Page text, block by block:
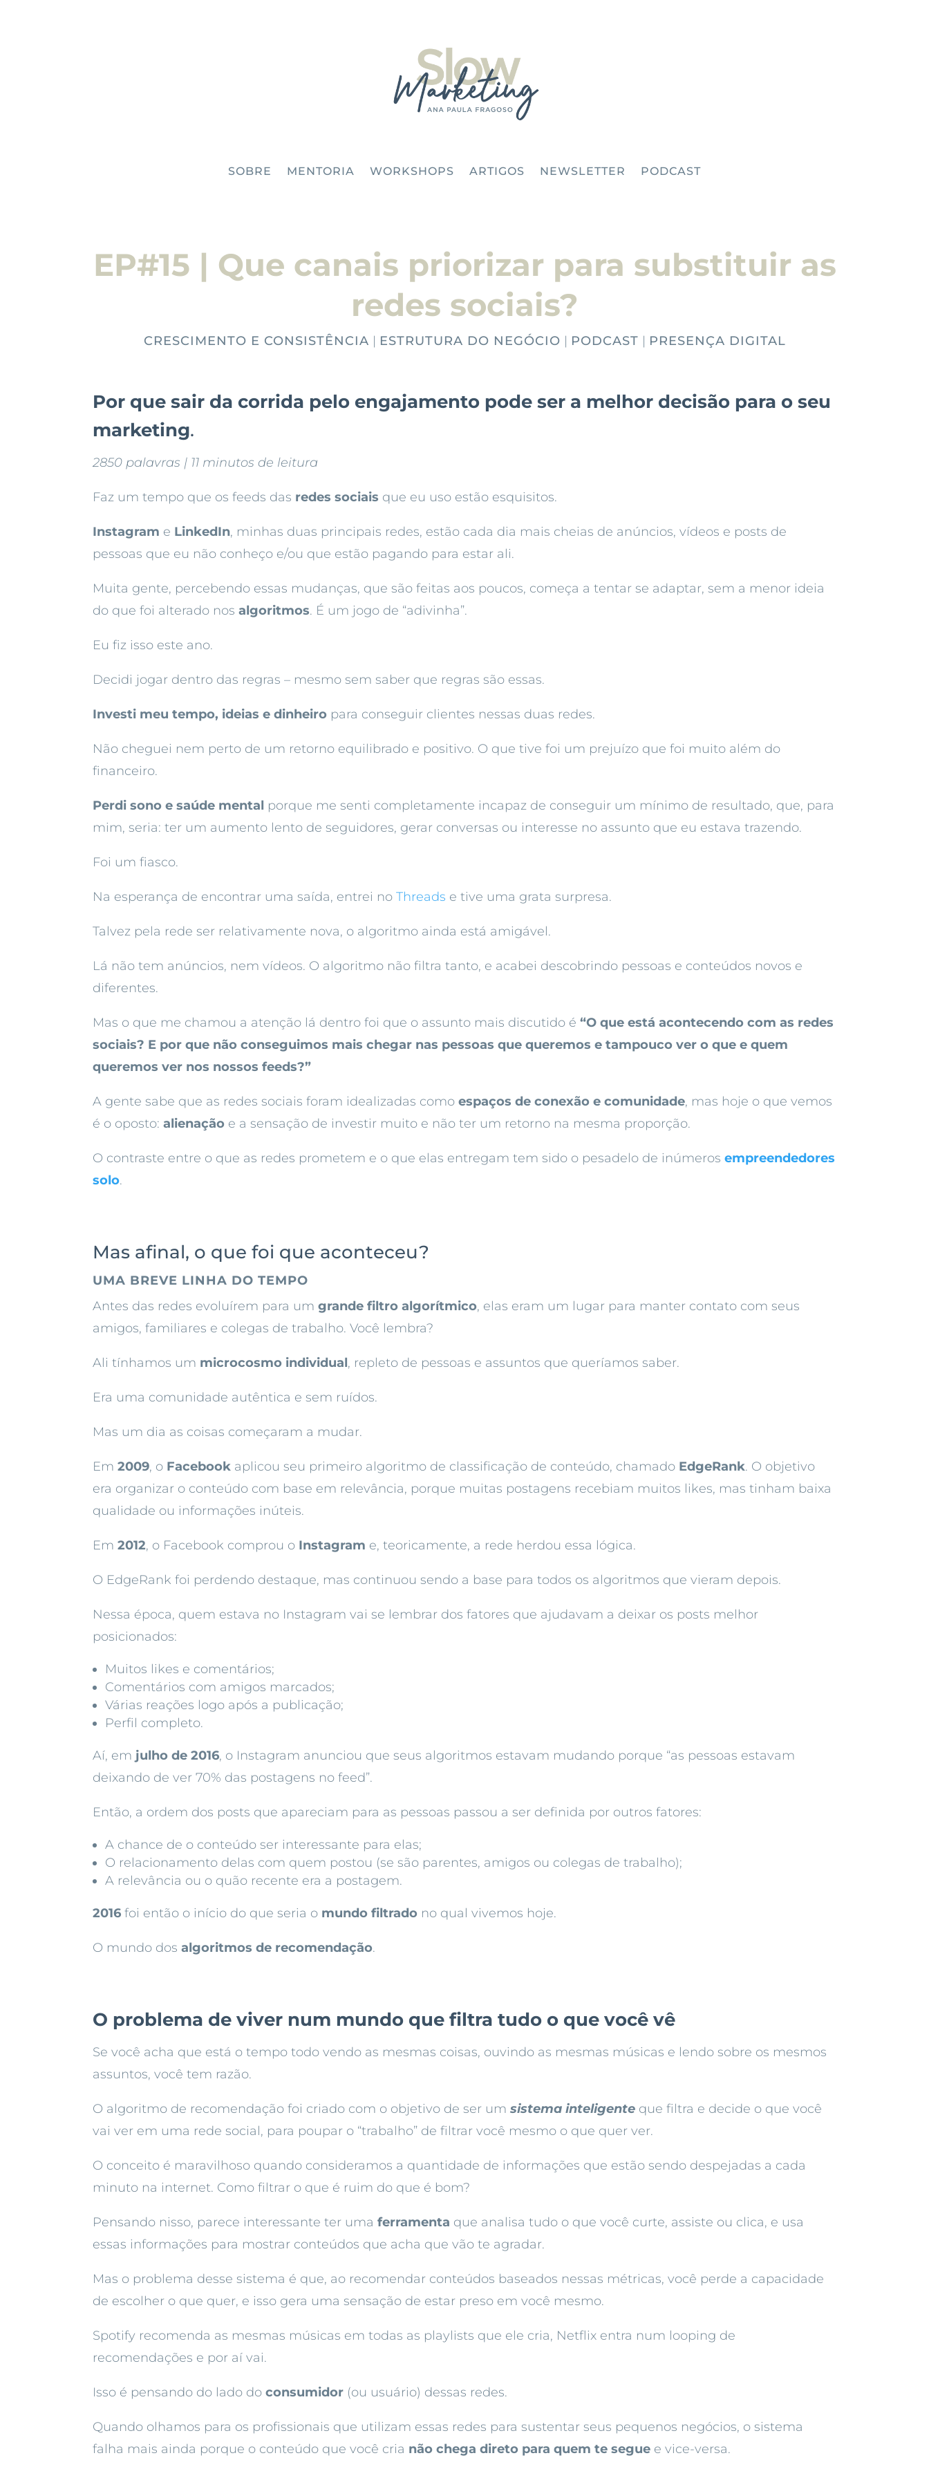
SOBRE MENTORIA WORKSHOPS ARTIGOS NEWSLETTER PODCAST
EP#15 | Que canais priorizar para substituir as
redes sociais?
CRESCIMENTO E CONSISTÊNCIA | ESTRUTURA DO NEGÓCIO | PODCAST | PRESENÇA DIGITAL
Por que sair da corrida pelo engajamento pode ser a melhor decisão para o seu
marketing.
2850 palavras | 11 minutos de leitura
Faz um tempo que os feeds das redes sociais que eu uso estão esquisitos.
Instagram e LinkedIn, minhas duas principais redes, estão cada dia mais cheias de anúncios, vídeos e posts de
pessoas que eu não conheço e/ou que estão pagando para estar ali.
Muita gente, percebendo essas mudanças, que são feitas aos poucos, começa a tentar se adaptar, sem a menor ideia
do que foi alterado nosalgoritmos. É um jogo de “adivinha”.
Eu fiz isso este ano.
Decidi jogar dentro das regras – mesmo sem saber que regras são essas.
Investi meu tempo, ideias e dinheiro para conseguir clientes nessas duas redes.
Não cheguei nem perto de um retorno equilibrado e positivo. O que tive foi um prejuízo que foi muito além do
financeiro.
Perdi sono e saúde mental porque me senti completamente incapaz de conseguir um mínimo de resultado, que, para
mim, seria: ter um aumento lento de seguidores, gerar conversas ou interesse no assunto que eu estava trazendo.
Foi um fiasco.
Na esperança de encontrar uma saída, entrei noThreads e tive uma grata surpresa.
Talvez pela rede ser relativamente nova, o algoritmo ainda está amigável.
Lá não tem anúncios, nem vídeos. O algoritmo não filtra tanto, e acabei descobrindo pessoas e conteúdos novos e
diferentes.
Mas o que me chamou a atenção lá dentro foi que o assunto mais discutido é“O que está acontecendo com as redes
sociais? E por que não conseguimos mais chegar nas pessoas que queremos e tampouco ver o que e quem
queremos ver nos nossos feeds?”
A gente sabe que as redes sociais foram idealizadas comoespaços de conexão e comunidade, mas hoje o que vemos
é o oposto:alienação e a sensação de investir muito e não ter um retorno na mesma proporção.
O contraste entre o que as redes prometem e o que elas entregam tem sido o pesadelo de inúmerosempreendedores
solo.
Mas afinal, o que foi que aconteceu?
UMA BREVE LINHA DO TEMPO
Antes das redes evoluírem para umgrande filtro algorítmico, elas eram um lugar para manter contato com seus
amigos, familiares e colegas de trabalho. Você lembra?
Ali tínhamos um microcosmo individual, repleto de pessoas e assuntos que queríamos saber.
Era uma comunidade autêntica e sem ruídos.
Mas um dia as coisas começaram a mudar.
Em2009, o Facebook aplicou seu primeiro algoritmo de classificação de conteúdo, chamado EdgeRank. O objetivo
era organizar o conteúdo com base em relevância, porque muitas postagens recebiam muitos likes, mas tinham baixa
qualidade ou informações inúteis.
Em2012, o Facebook comprou o Instagram e, teoricamente, a rede herdou essa lógica.
O EdgeRank foi perdendo destaque, mas continuou sendo a base para todos os algoritmos que vieram depois.
Nessa época, quem estava no Instagram vai se lembrar dos fatores que ajudavam a deixar os posts melhor
posicionados:
Muitos likes e comentários;
Comentários com amigos marcados;
Várias reações logo após a publicação;
Perfil completo.
Aí, em julho de 2016, o Instagram anunciou que seus algoritmos estavam mudando porque “as pessoas estavam
deixando de ver 70% das postagens no feed”.
Então, a ordem dos posts que apareciam para as pessoas passou a ser definida por outros fatores:
A chance de o conteúdo ser interessante para elas;
O relacionamento delas com quem postou (se são parentes, amigos ou colegas de trabalho);
A relevância ou o quão recente era a postagem.
2016 foi então o início do que seria o mundo filtrado no qual vivemos hoje.
O mundo dosalgoritmos de recomendação.
O problema de viver num mundo que filtra tudo o que você vê
Se você acha que está o tempo todo vendo as mesmas coisas, ouvindo as mesmas músicas e lendo sobre os mesmos
assuntos, você tem razão.
O algoritmo de recomendação foi criado com o objetivo de ser umsistema inteligente que filtra e decide o que você
vai ver em uma rede social, para poupar o “trabalho” de filtrar você mesmo o que quer ver.
O conceito é maravilhoso quando consideramos a quantidade de informações que estão sendo despejadas a cada
minuto na internet. Como filtrar o que é ruim do que é bom?
Pensando nisso, parece interessante ter umaferramenta que analisa tudo o que você curte, assiste ou clica, e usa
essas informações para mostrar conteúdos que acha que vão te agradar.
Mas o problema desse sistema é que, ao recomendar conteúdos baseados nessas métricas, você perde a capacidade
de escolher o que quer, e isso gera uma sensação de estar preso em você mesmo.
Spotify recomenda as mesmas músicas em todas as playlists que ele cria, Netflix entra num looping de
recomendações e por aí vai.
Isso é pensando do lado doconsumidor (ou usuário) dessas redes.
Quando olhamos para os profissionais que utilizam essas redes para sustentar seus pequenos negócios, o sistema
falha mais ainda porque o conteúdo que você cria não chega direto para quem te segue e vice-versa.